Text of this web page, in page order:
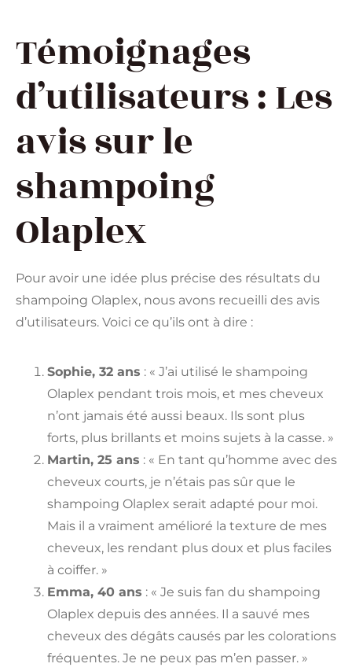
Témoignages
d’utilisateurs : Les
avis sur le
shampoing
Olaplex
Pour avoir une idée plus précise des résultats du
shampoing Olaplex, nous avons recueilli des avis
d’utilisateurs. Voici ce qu’ils ont à dire :
Sophie, 32 ans : « J’ai utilisé le shampoing
Olaplex pendant trois mois, et mes cheveux
n’ont jamais été aussi beaux. Ils sont plus
forts, plus brillants et moins sujets à la casse. »
Martin, 25 ans : « En tant qu’homme avec des
cheveux courts, je n’étais pas sûr que le
shampoing Olaplex serait adapté pour moi.
Mais il a vraiment amélioré la texture de mes
cheveux, les rendant plus doux et plus faciles
à coiffer. »
Emma, 40 ans : « Je suis fan du shampoing
Olaplex depuis des années. Il a sauvé mes
cheveux des dégâts causés par les colorations
fréquentes. Je ne peux pas m’en passer. »